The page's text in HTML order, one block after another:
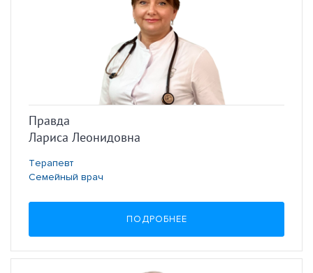
Правда
Лариса Леонидовна
Терапевт
Семейный врач
ПОДРОБНЕЕ